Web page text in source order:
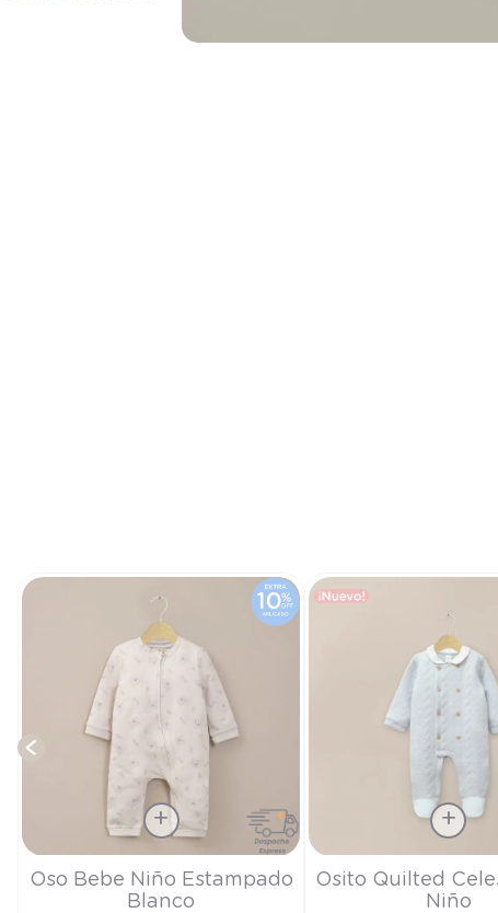
Talla
Oso Bebe Niño Estampado
Blanco
Talla
Osito Quilted
Niño